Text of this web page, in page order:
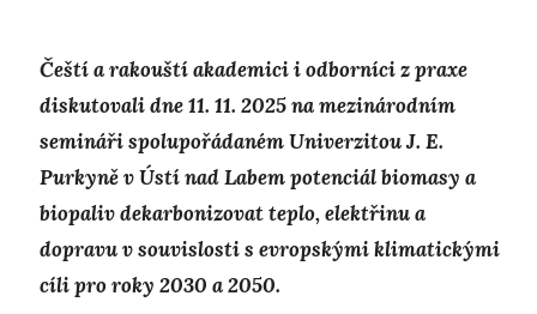
Čeští a rakouští akademici i odborníci z praxe
diskutovali dne 11. 11. 2025 na mezinárodním
semináři spolupořádaném Univerzitou J. E.
Purkyně v Ústí nad Labem potenciál biomasy a
biopaliv dekarbonizovat teplo, elektřinu a
dopravu v souvislosti s evropskými klimatickými
cíli pro roky 2030 a 2050.